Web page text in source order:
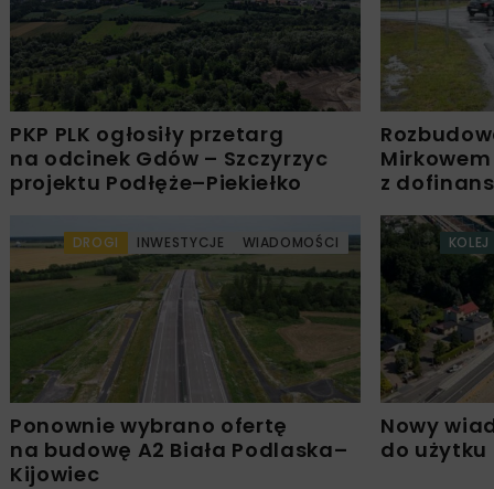
PKP PLK ogłosiły przetarg
na odcinek Gdów – Szczyrzyc
projektu Podłęże–Piekiełko
z
DROGI INWESTYCJE WIADOMOŚCI
Ponownie wybrano ofertę
na budowę A2 Biała Podlaska–
Kijowiec
KOLEJ
Nowy
do użytku